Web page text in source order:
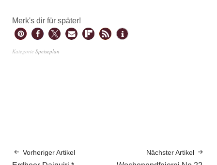
Merk's dir für später!
Kategorie Speiseplan
Vorheriger Artikel Nächster Artikel